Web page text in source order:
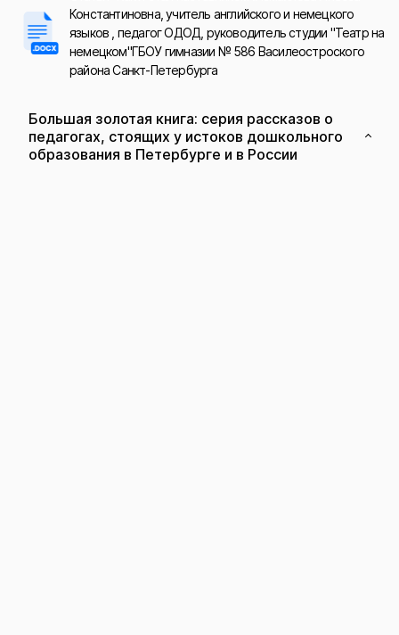
Константиновна, учитель английского и немецкого
языков , педагог ОДОД, руководитель студии "Театр на
немецком"ГБОУ гимназии № 586 Василеостроского
района Санкт-Петербурга
Большая золотая книга: серия рассказов о
педагогах, стоящих у истоков дошкольного
образования в Петербурге и в России